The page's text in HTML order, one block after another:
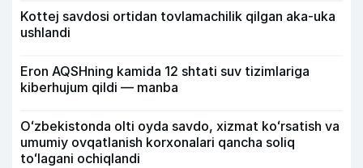
Kottej savdosi ortidan tovlamachilik qilgan aka-uka
ushlandi
Eron AQSHning kamida 12 shtati suv tizimlariga
kiberhujum qildi — manba
Oʻzbekistonda olti oyda savdo, xizmat koʻrsatish va
umumiy ovqatlanish korxonalari qancha soliq
toʻlagani ochiqlandi